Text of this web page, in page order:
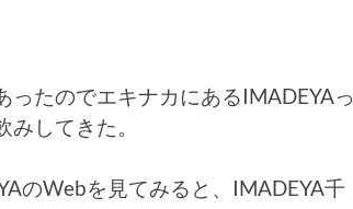
たのでエキナカにあるIMADEYAっ
してきた。
のWebを見てみると、IMADEYA千